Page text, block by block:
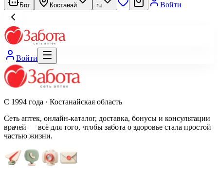
Бот Костанай ru Войти
Войти
С 1994 года · Костанайская область
Сеть аптек, онлайн-каталог, доставка, бонусы и консультации
врачей — всё для того, чтобы забота о здоровье стала простой
частью жизни.